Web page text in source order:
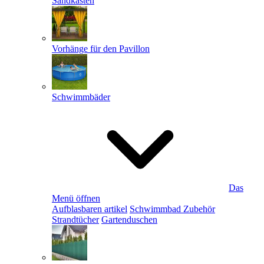
Vorhänge für den Pavillon
Schwimmbäder
Das
Menü öffnen
Aufblasbaren artikel Schwimmbad Zubehör
Strandtücher Gartenduschen